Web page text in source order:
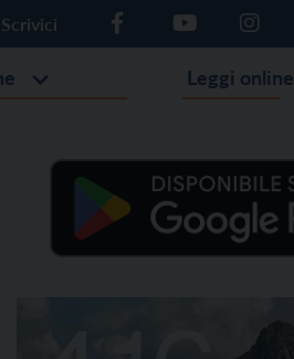
Scrivici
Leggi online